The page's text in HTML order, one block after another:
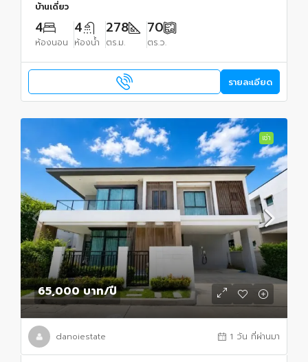
บ้านเดี่ยว
4
ห้องนอน
4
ห้องน้ำ
278
ตร.ม.
70
ตร.ว.
รายละเอียด
เช่า
65,000 บาท/ปี
danoiestate 1 วัน ที่ผ่านมา